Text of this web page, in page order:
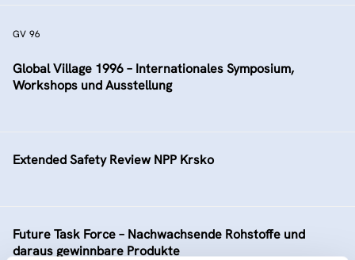
GV 96
Global Village 1996 – Internationales Symposium,
Workshops und Ausstellung
Extended Safety Review NPP Krsko
Future Task Force – Nachwachsende Rohstoffe und
daraus gewinnbare Produkte